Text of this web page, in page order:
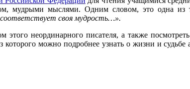
мудрыми мыслями. Одним словом, это одна из
своя мудрость…».
этого неординарного писателя, а также
которого можно подробнее узнать о жизни и судьбе